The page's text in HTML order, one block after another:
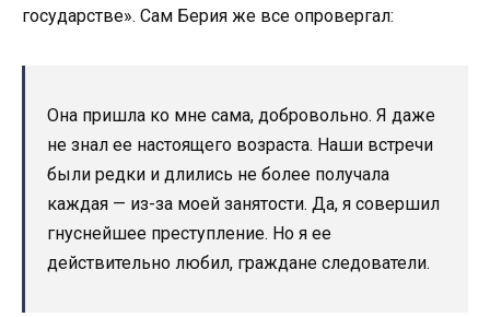
государстве». Сам Берия же все опровергал:
Она пришла ко мне сама, добровольно. Я даже
не знал ее настоящего возраста. Наши встречи
были редки и длились не более получала
каждая — из-за моей занятости. Да, я совершил
гнуснейшее преступление. Но я ее
действительно любил, граждане следователи.